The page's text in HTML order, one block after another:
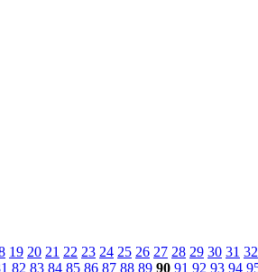
19 20 21 22 23 24 25 26 27 28 29 30 31 32
82 83 84 85 86 87 88 89 90 91 92 93 94